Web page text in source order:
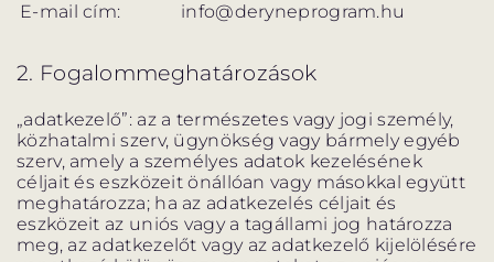
VÁNDORSZÍNHÁZ DÉRYNÉ TÁRSULAT
KÖZREMŰKÖDŐK:
STÁB
SZAKMAI BIZOTTSÁG
E-mail cím:
info@deryneprogram.hu
2. Fogalommeghatározások
„adatkezelő”: az a természetes vagy jogi személy,
közhatalmi szerv, ügynökség vagy bármely egyéb
szerv, amely a személyes adatok kezelésének
céljait és eszközeit önállóan vagy másokkal együtt
meghatározza; ha az adatkezelés céljait és
eszközeit az uniós vagy a tagállami jog határozza
meg, az adatkezelőt vagy az adatkezelő kijelölésére